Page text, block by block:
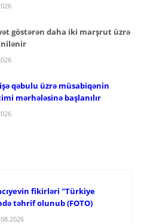
göstərən daha iki marşrut üzrə
qəbulu üzrə müsabiqənin
mərhələsinə başlanılır
fikirləri "Türkiye
təhrif olunub (FOTO)